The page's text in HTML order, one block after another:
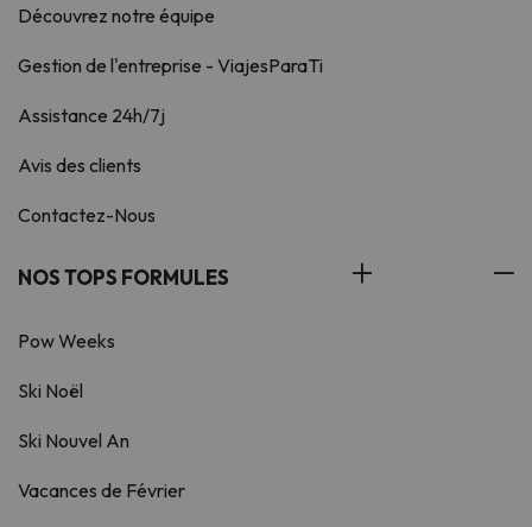
Découvrez notre équipe
Gestion de l'entreprise - ViajesParaTi
Assistance 24h/7j
Avis des clients
Contactez-Nous
NOS TOPS FORMULES
Pow Weeks
Ski Noël
Ski Nouvel An
Vacances de Février